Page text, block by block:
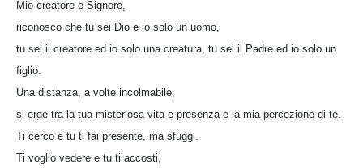
Mio creatore e Signore,
riconosco che tu sei Dio e io solo un uomo,
tu sei il creatore ed io solo una creatura, tu sei il Padre ed io solo un
figlio.
Una distanza, a volte incolmabile,
si erge tra la tua misteriosa vita e presenza e la mia percezione di te.
Ti cerco e tu ti fai presente, ma sfuggi.
Ti voglio vedere e tu ti accosti,